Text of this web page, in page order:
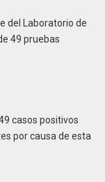
del Laboratorio de
49 pruebas
casos positivos
por causa de esta